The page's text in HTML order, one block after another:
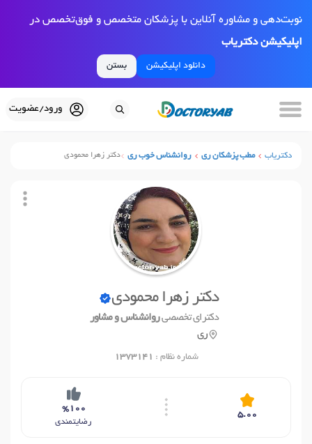
نوبت‌دهی و مشاوره آنلاین با پزشکان متخصص و فوق‌تخصص در
اپلیکیشن دکتریاب
دانلود اپلیکیشن بستن
ورود/عضویت
دکتریاب مطب پزشکان ری روانشناس خوب ری دکتر زهرا محمودی
دکتر زهرا محمودی
دکترای تخصصیروانشناس و مشاور
ری
شماره نظام : 1373141
5.00
%100
رضایتمندی